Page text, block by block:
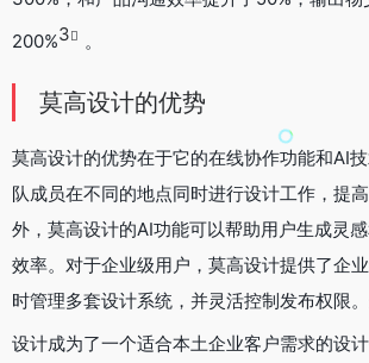
200%3 。
莫高设计的优势
莫高设计的优势在于它的在线协作功能和AI
队成员在不同的地点同时进行设计工作，提
外，莫高设计的AI功能可以帮助用户生成灵
效率。对于企业级用户，莫高设计提供了企
时管理多套设计系统，并灵活控制发布权限
设计成为了一个适合本土企业客户需求的设